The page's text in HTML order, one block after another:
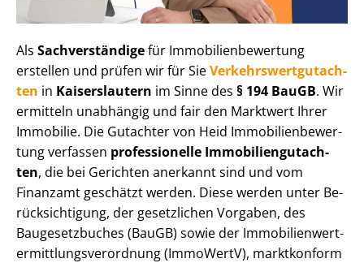
Als Sachverständigefür Im­mo­bi­li­en­be­wer­tung
erstellen und prüfen wir für SieVer­kehrs­wert­gut­ach­
ten in Kaiserslautern im Sinne des § 194 BauGB. Wir
ermitteln unabhängig und fair den Marktwert Ihrer
Immobilie. Die Gutachter von Heid Im­mo­bi­li­en­be­wer­
tung verfassen professionelle Im­mo­bi­li­en­gut­ach­
ten, die bei Gerichten anerkannt sind und vom
Finanzamt geschätzt werden. Diese werden unter Be­
rück­sich­ti­gung, der gesetzlichen Vorgaben, des
Baugesetzbuches (BauGB) sowie der Im­mo­bi­li­en­wert­
ermitt­lungs­ver­ord­nung (ImmoWertV), marktkonform